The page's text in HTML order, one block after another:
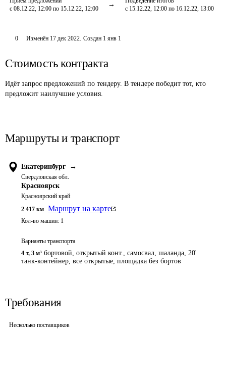
с 08.12.22, 12:00 по 15.12.22, 12:00
с 15.12.22, 12:00 по 16.12.22, 13:00
0 Изменён 17 дек 2022. Создан 1 янв 1
Стоимость контракта
Идёт запрос предложений по тендеру. В тендере победит тот, кто
предложит наилучшие условия.
Маршруты и транспорт
Екатеринбург →
Свердловская обл.
Красноярск
Красноярский край
2 417 км Маршрут на карте
Кол-во машин: 1
Варианты транспорта
4 т, 3 м³ бортовой, открытый конт., самосвал, шаланда, 20'
танк-контейнер, все открытые, площадка без бортов
Требования
Несколько поставщиков